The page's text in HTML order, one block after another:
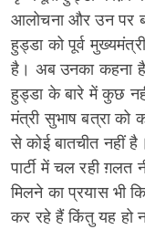
आलोचना और उन पर
हुड्डा को पूर्व
है। अब उनका कहना
हुड्डा के बारे में कुछ
मंत्री सुभाष बत्रा को
से कोई बातचीत नहीं
पार्टी में चल रही ग़लत
मिलने का प्रयास भी
कर रहे हैं किंतु यह हो